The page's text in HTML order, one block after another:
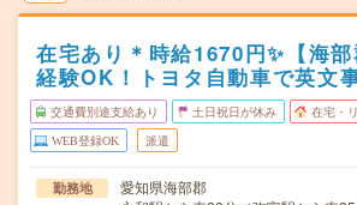
在宅あり＊時給1670円✨【海
経験OK！トヨタ自動車で英文
交通費別途支給あり 土日祝日が休み 在宅・
WEB登録OK 派遣
勤務地
愛知県海部郡